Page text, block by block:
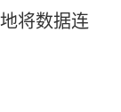
将数据连